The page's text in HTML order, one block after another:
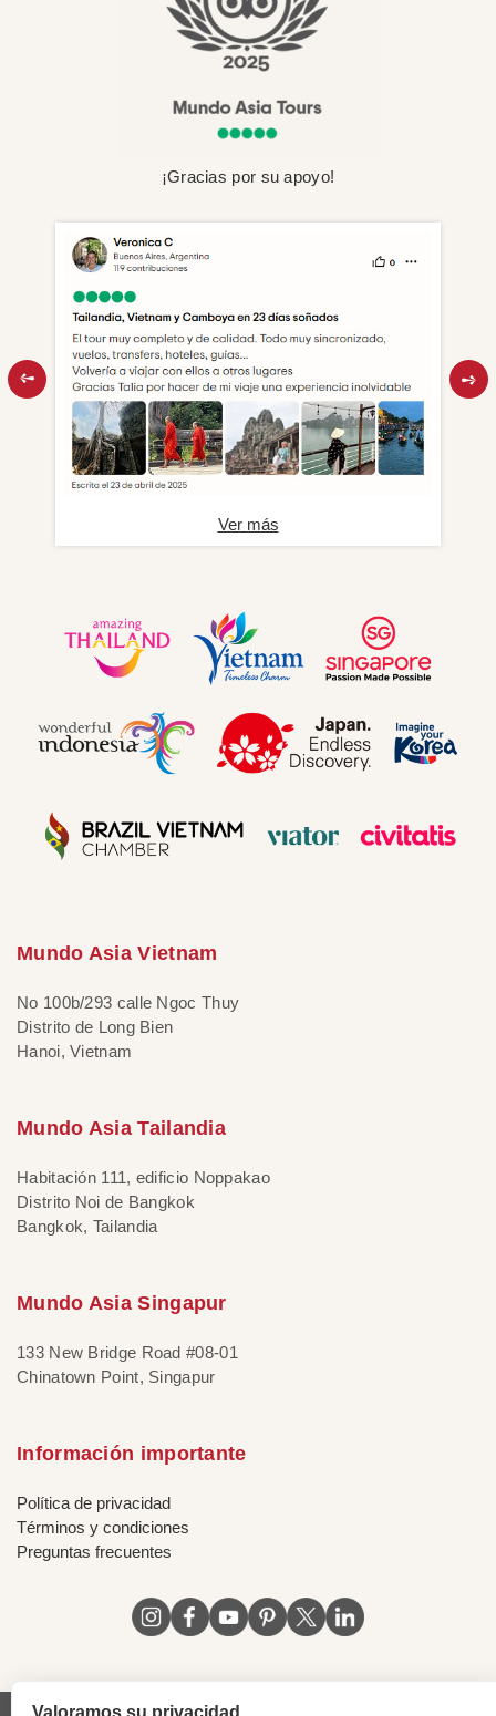
¡Gracias por su apoyo!
Ver más
Mundo Asia Vietnam
No 100b/293 calle Ngoc Thuy
Distrito de Long Bien
Hanoi, Vietnam
Mundo Asia Tailandia
Habitación 111, edificio Noppakao
Distrito Noi de Bangkok
Bangkok, Tailandia
Mundo Asia Singapur
133 New Bridge Road #08-01
Chinatown Point, Singapur
Información importante
Política de privacidad
Términos y condiciones
Preguntas frecuentes
Valoramos su privacidad